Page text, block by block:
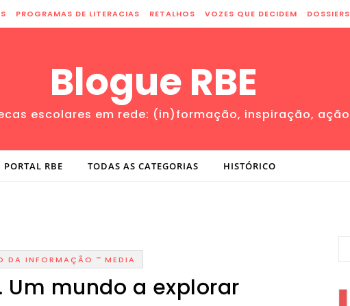
PROGRAMAS DE LITERACIAS RETALHOS VOZES QUE DECIDEM DOSSIERS
Blogue RBE
escolares em rede: (in)formação, inspiração, ação
PORTAL RBE TODAS AS CATEGORIAS HISTÓRICO
DA INFORMAÇÃO - MEDIA
Um mundo a explorar